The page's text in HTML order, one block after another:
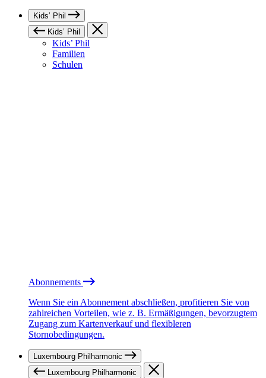
Kids’ Phil
Kids’ Phil
Kids’ Phil
Familien
Schulen
Abonnements
Wenn Sie ein Abonnement abschließen, profitieren Sie von
zahlreichen Vorteilen, wie z. B. Ermäßigungen, bevorzugtem
Zugang zum Kartenverkauf und flexibleren
Stornobedingungen.
Luxembourg Philharmonic
Luxembourg Philharmonic